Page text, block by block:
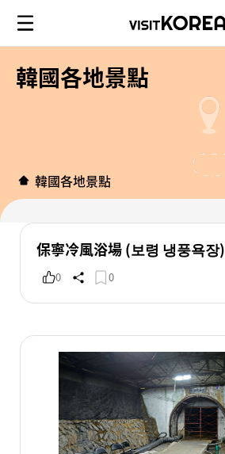
韓國各地景點
韓國各地景點
保寧冷風浴場 (보령 냉풍욕장)
0 0